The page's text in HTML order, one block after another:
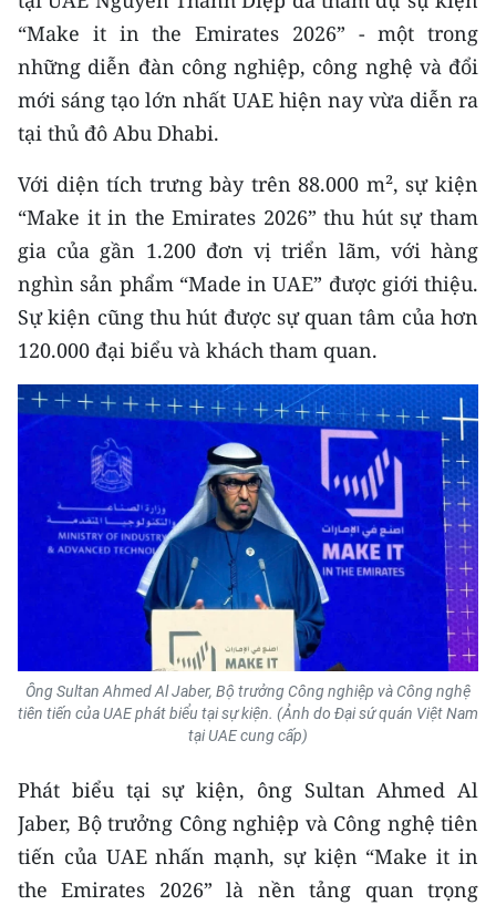
CHƯƠNG TRÌNH OCOP - MỖI XÃ
MỘT SẢN PHẨM
RADIO
E-Magazine
Video
Media Chính trị
Media Kinh tế
Media Văn hóa
Media Xã hội
Media Pháp luật
Media Du lịch
Media Thế giới
Media Thể thao
Media Giáo dục
Media Khoa học - Công nghệ
Media Môi trường
Ảnh
“Make it in the Emirates 2026” - một trong
những diễn đàn công nghiệp, công nghệ và đổi
mới sáng tạo lớn nhất UAE hiện nay vừa diễn ra
tại thủ đô Abu Dhabi.
Với diện tích trưng bày trên 88.000 m², sự kiện
“Make it in the Emirates 2026” thu hút sự tham
gia của gần 1.200 đơn vị triển lãm, với hàng
nghìn sản phẩm “Made in UAE” được giới thiệu.
Sự kiện cũng thu hút được sự quan tâm của hơn
120.000 đại biểu và khách tham quan.
Ông Sultan Ahmed Al Jaber, Bộ trưởng Công nghiệp và Công nghệ
tiên tiến của UAE phát biểu tại sự kiện. (Ảnh do Đại sứ quán Việt Nam
tại UAE cung cấp)
Phát biểu tại sự kiện, ông Sultan Ahmed Al
Jaber, Bộ trưởng Công nghiệp và Công nghệ tiên
tiến của UAE nhấn mạnh, sự kiện “Make it in
the Emirates 2026” là nền tảng quan trọng